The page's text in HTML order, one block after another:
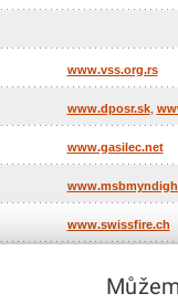
www.vss.org.rs
www.dposr.sk,
www.gasilec.net
www.swissfire.ch